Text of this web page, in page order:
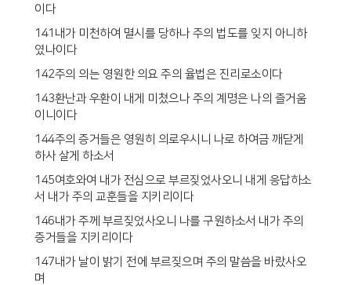
이다
141내가 미천하여 멸시를 당하나 주의 법도를 잊지 아니하
였나이다
142주의 의는 영원한 의요 주의 율법은 진리로소이다
143환난과 우환이 내게 미쳤으나 주의 계명은 나의 즐거움
이니이다
144주의 증거들은 영원히 의로우시니 나로 하여금 깨닫게
하사 살게 하소서
145여호와여 내가 전심으로 부르짖었사오니 내게 응답하소
서 내가 주의 교훈들을 지키리이다
146내가 주께 부르짖었사오니 나를 구원하소서 내가 주의
증거들을 지키리이다
147내가 날이 밝기 전에 부르짖으며 주의 말씀을 바랐사오
며